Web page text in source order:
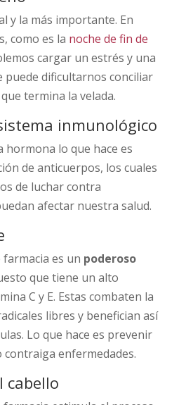
y la más importante. En
como es la noche de fin de
cargar un estrés y una
puede dificultarnos conciliar
termina la velada.
inmunológico
hormona lo que hace es
de anticuerpos, los cuales
de luchar contra
afectar nuestra salud.
es un poderoso
que tiene un alto
C y E. Estas combaten la
libres y benefician así
Lo que hace es prevenir
enfermedades.
cabello